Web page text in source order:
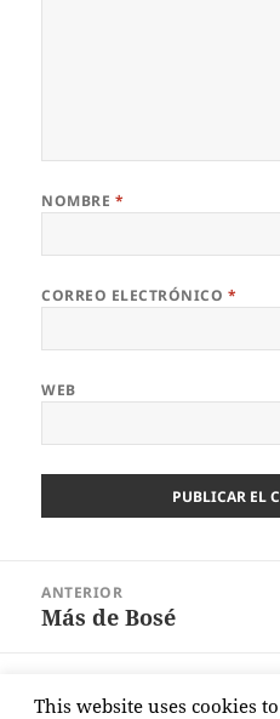
NOMBRE *
CORREO ELECTRÓNICO *
WEB
entradas
ANTERIOR
Entrada
Más de Bosé
Entrada
Difícil de entender
This website uses cookies